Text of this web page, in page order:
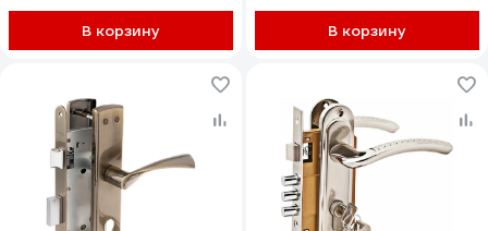
В корзину В корзину